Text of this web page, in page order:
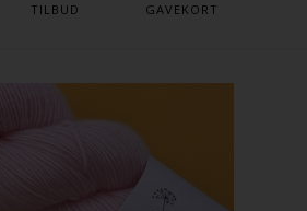
TILBUD GAVEKORT